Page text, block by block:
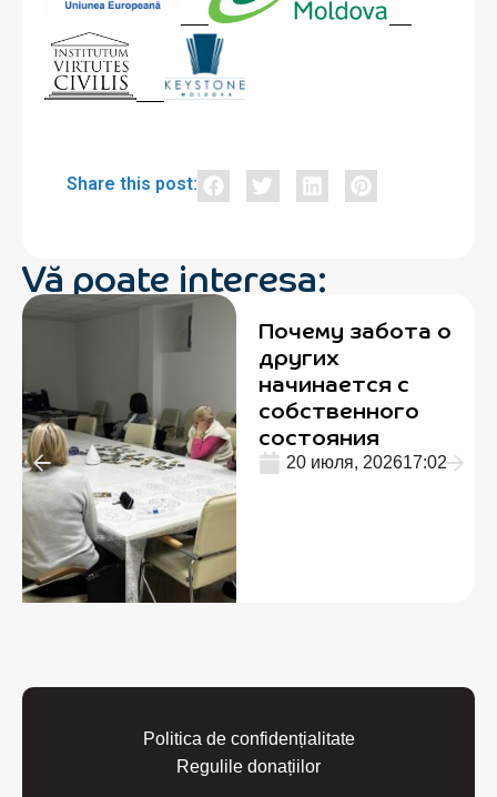
Share this post:
Vă poate interesa:
Почему забота о
других
начинается с
собственного
состояния
20 июля, 202617:02
Politica de confidențialitate
Regulile donațiilor